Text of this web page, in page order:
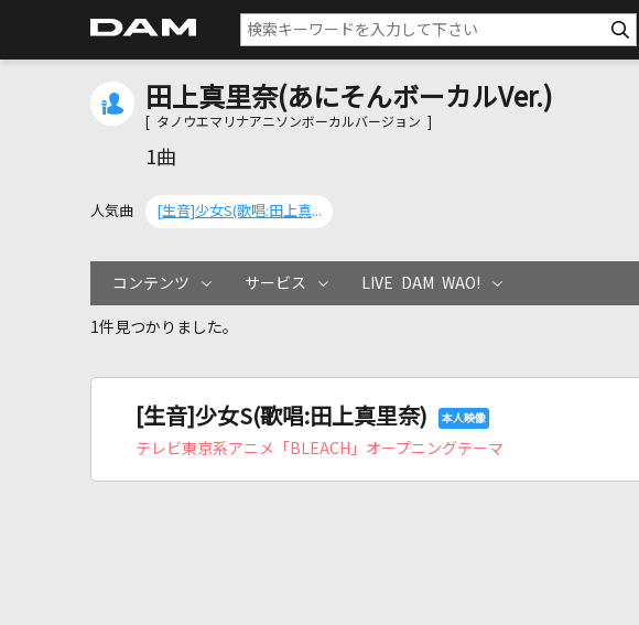
田上真里奈(あにそんボーカルVer.)
[ タノウエマリナアニソンボーカルバージョン ]
1曲
人気曲 [生音]少女S(歌唱:田上真里奈)
コンテンツ サービス LIVE DAM WAO!
1件見つかりました。
[生音]少女S(歌唱:田上真里奈)
テレビ東京系アニメ「BLEACH」オープニングテーマ